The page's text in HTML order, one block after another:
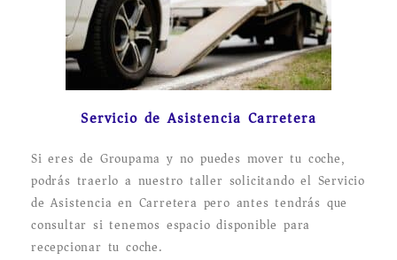
Servicio de Asistencia Carretera
Si eres de Groupama y no puedes mover tu coche,
podrás traerlo a nuestro taller solicitando el Servicio
de Asistencia en Carretera pero antes tendrás que
consultar si tenemos espacio disponible para
recepcionar tu coche.